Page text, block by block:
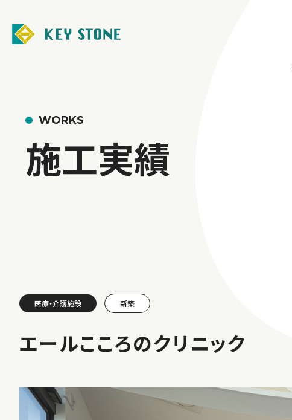
WORKS
施工実績
医療・介護施設 新築
エールこころのクリニック